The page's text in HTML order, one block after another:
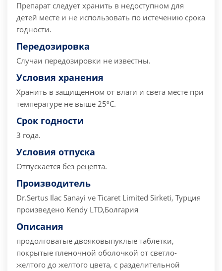
Препарат следует хранить в недоступном для
детей месте и не использовать по истечению срока
годности.
Передозировка
Случаи передозировки не известны.
Условия хранения
Хранить в защищенном от влаги и света месте при
температуре не выше 25ºС.
Срок годности
3 года.
Условия отпуска
Отпускается без рецепта.
Производитель
Dr.Sertus Ilac Sanayi ve Ticaret Limited Sirketi, Турция
произведено Kendy LTD,Болгария
Описания
продолговатые двояковыпуклые таблетки,
покрытые пленочной оболочкой от светло-
желтого до желтого цвета, с разделительной